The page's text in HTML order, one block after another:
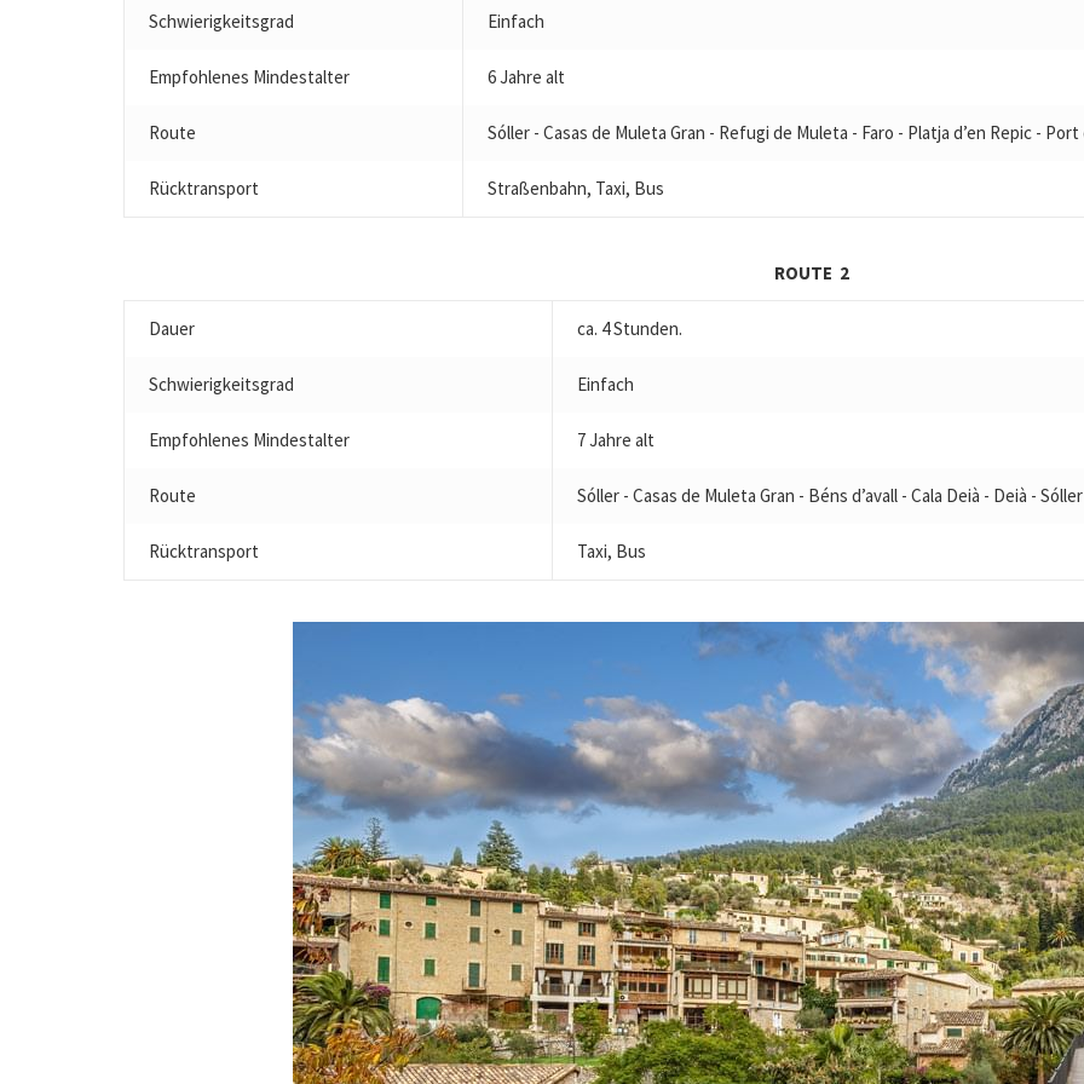
Schwierigkeitsgrad Einfach
Empfohlenes Mindestalter 6 Jahre alt
Route Sóller - Casas de Muleta Gran - Refugi de Muleta - Faro - Platja d’en Repic -
Rücktransport Straßenbahn, Taxi, Bus
ROUTE 2
Dauer ca. 4 Stunden.
Schwierigkeitsgrad Einfach
Empfohlenes Mindestalter 7 Jahre alt
Route Sóller - Casas de Muleta Gran - Béns d’avall - Cala Deià - Deià - Sóller
Rücktransport Taxi, Bus